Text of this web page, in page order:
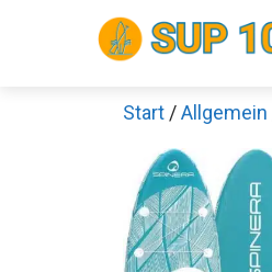
Start /Allgemein